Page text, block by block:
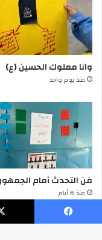
وانا مملوك الحسين (ع)
منذ يوم واحد
فن التحدث أمام
منذ 6 أيام
فيسبوك ‫X